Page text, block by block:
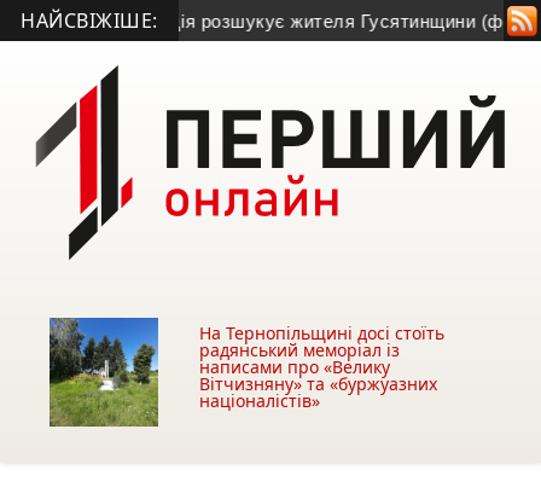
НАЙСВІЖІШЕ:
зник: поліція розшукує жителя Гусятинщини
На Тернопільщині досі стоїть
радянський меморіал із
написами про «Велику
Вітчизняну» та «буржуазних
націоналістів»